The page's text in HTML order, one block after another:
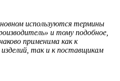
используются термины
и тому подобное,
применима как к
так и к поставщикам